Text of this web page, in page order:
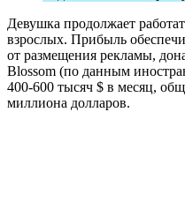
Девушка продолжает
взрослых. Прибыль
от размещения рекламы,
Blossom (по данным
400-600 тысяч $ в месяц,
миллиона долларов.